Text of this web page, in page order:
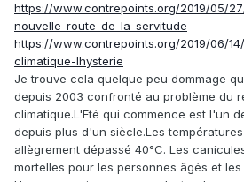
https://www.contrepoints.org/2019/05/
nouvelle-route-de-la-servitude
https://www.contrepoints.org/2019/06/
climatique-lhysterie
Je trouve cela quelque peu dommage
depuis 2003 confronté au problème du
climatique.L'Eté qui commence est l'un
depuis plus d'un siècle.Les
allègrement dépassé 40°C. Les
mortelles pour les personnes âgés et les